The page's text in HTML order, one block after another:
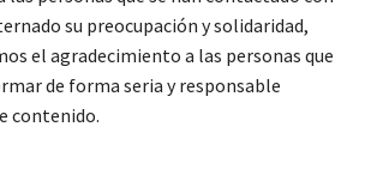
su preocupación y solidaridad,
el agradecimiento a las personas que
de forma seria y responsable
contenido.